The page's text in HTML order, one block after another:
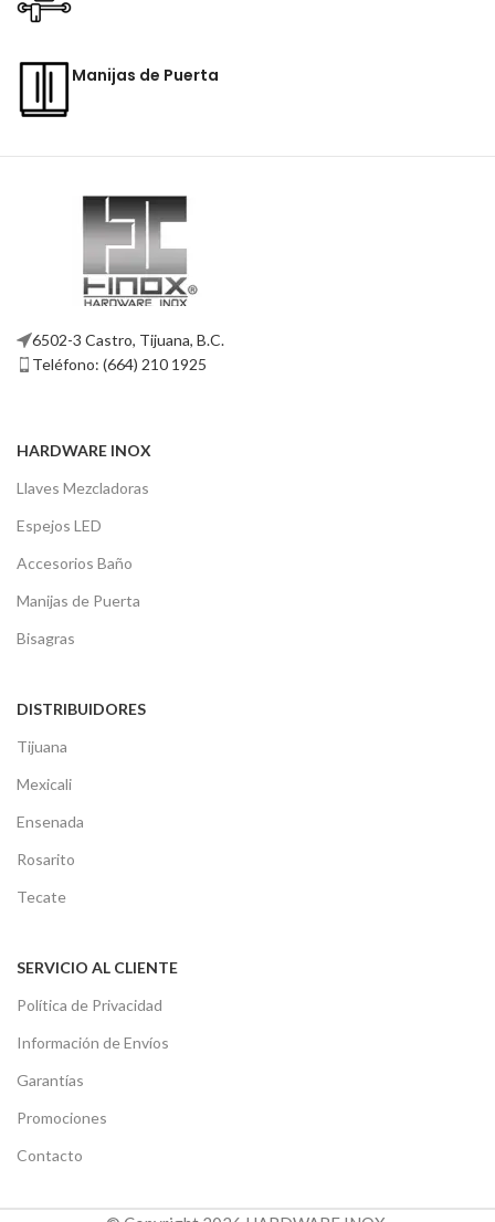
Manijas de Puerta
6502-3 Castro, Tijuana, B.C.
Teléfono: (664) 210 1925
HARDWARE INOX
Llaves Mezcladoras
Espejos LED
Accesorios Baño
Manijas de Puerta
Bisagras
DISTRIBUIDORES
Tijuana
Mexicali
Ensenada
Rosarito
Tecate
SERVICIO AL CLIENTE
Política de Privacidad
Información de Envíos
Garantías
Promociones
Contacto